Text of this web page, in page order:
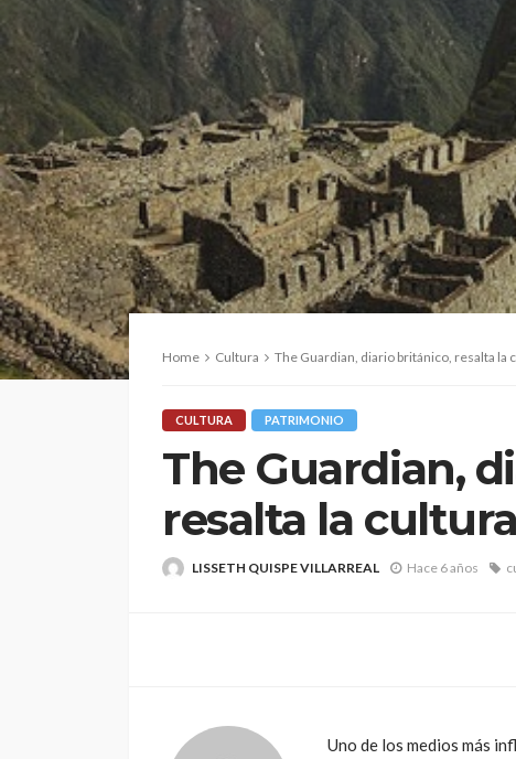
Home Cultura The Guardian, diario británico, resalta la
CULTURA PATRIMONIO
The Guardian,
resalta la
LISSETH QUISPE VILLARREAL Hace 6 años
Uno de los medios más